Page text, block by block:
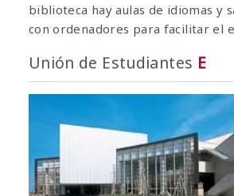
biblioteca hay aulas de idiomas y
con ordenadores para facilitar el
Unión de Estudiantes E